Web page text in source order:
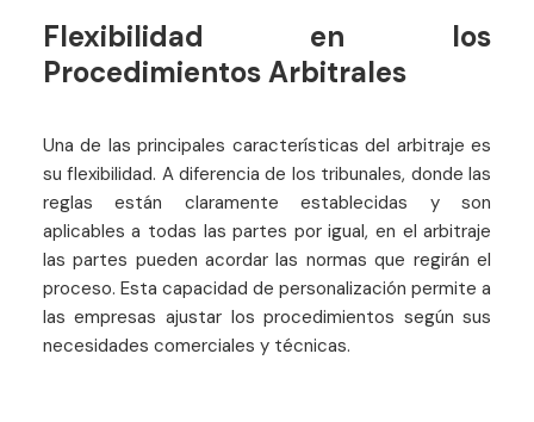
Flexibilidad en los
Procedimientos Arbitrales
Una de las principales características del arbitraje es
su flexibilidad. A diferencia de los tribunales, donde las
reglas están claramente establecidas y son
aplicables a todas las partes por igual, en el arbitraje
las partes pueden acordar las normas que regirán el
proceso. Esta capacidad de personalización permite a
las empresas ajustar los procedimientos según sus
necesidades comerciales y técnicas.